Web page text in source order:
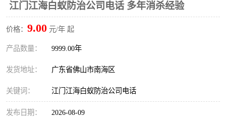
江门江海白蚁防治公司电话 多年消杀经验
价格： 9.00 元/年 起
产品数量： 9999.00年
发货地址： 广东省佛山市南海区
关键词： 江门江海白蚁防治公司电话
发布日期： 2026-08-09